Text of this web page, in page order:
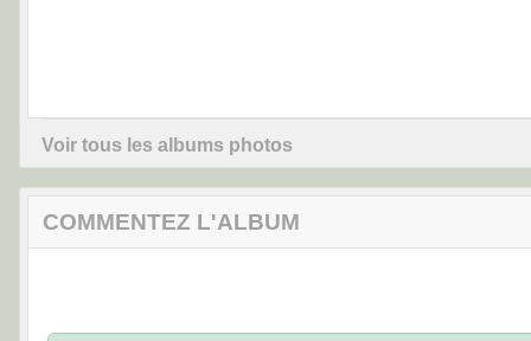
Voir tous les albums photos
COMMENTEZ L'ALBUM